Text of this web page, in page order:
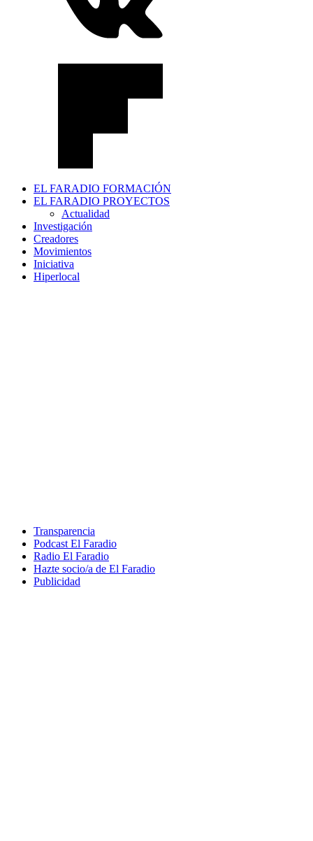
EL FARADIO FORMACIÓN
EL FARADIO PROYECTOS
Actualidad
Investigación
Creadores
Movimientos
Iniciativa
Hiperlocal
Transparencia
Podcast El Faradio
Radio El Faradio
Hazte socio/a de El Faradio
Publicidad